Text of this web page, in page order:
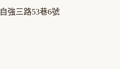
強三路53巷6號